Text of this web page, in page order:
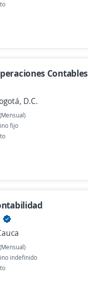
Temporales S.A.
Empleo destacado
y contable
Grupo S.A.
Contables
D.C.
fijo
indefinido